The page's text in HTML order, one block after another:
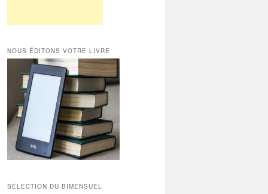
NOUS ÉDITONS VOTRE LIVRE
SÉLECTION DU BIMENSUEL